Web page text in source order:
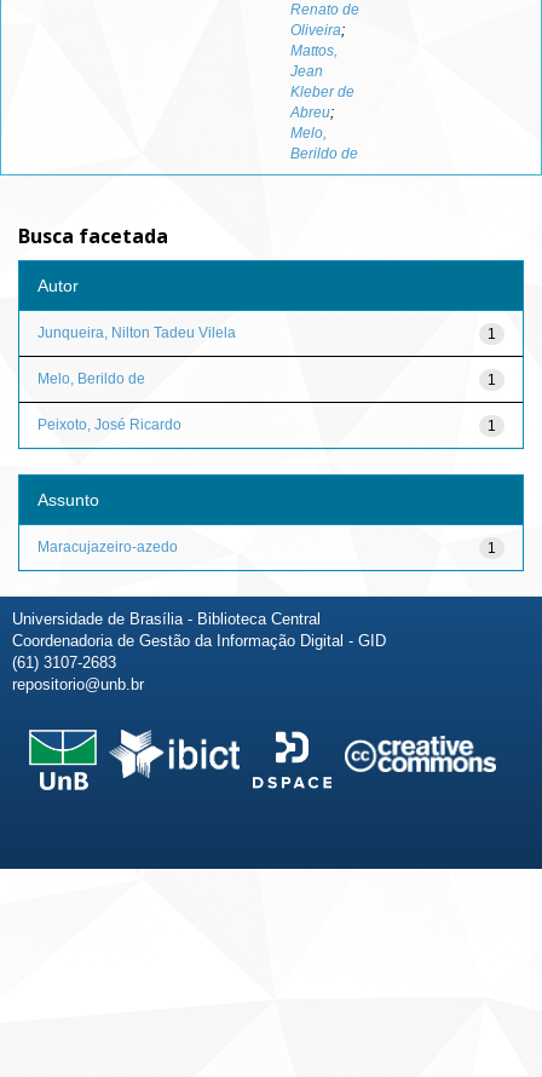
Renato de
Oliveira;
Mattos,
Jean
Kleber de
Abreu;
Melo,
Berildo de
Busca facetada
Autor
1
Junqueira, Nilton Tadeu Vilela
1
Melo, Berildo de
1
Peixoto, José Ricardo
Assunto
1
Maracujazeiro-azedo
Universidade de Brasília - Biblioteca Central
Coordenadoria de Gestão da Informação Digital - GID
(61) 3107-2683
repositorio@unb.br